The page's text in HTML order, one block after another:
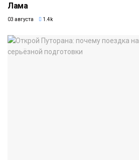
Лама
03 августа 1.4k